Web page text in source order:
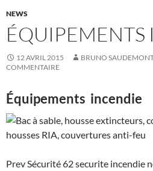
NEWS
12 AVRIL 2015 BRUNO
COMMENTAIRE
Équipements incendie
Prev Sécurité 62 securite incendie